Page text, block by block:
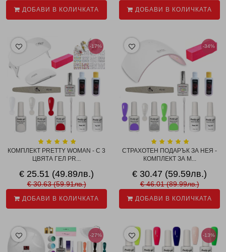
ДОБАВИ В КОЛИЧКАТА ДОБАВИ В КОЛИЧКАТА
-17%
КОМПЛЕКТ PRETTY WOMAN - С 3
ЦВЯТА ГЕЛ PR...
€ 25.51 (49.89лв.)
€ 30.63 (59.91лв.)
ДОБАВИ В КОЛИЧКАТА
-34%
СТРАХОТЕН ПОДАРЪК ЗА НЕЯ -
КОМПЛЕКТ ЗА М...
€ 30.47 (59.59лв.)
€ 46.01 (89.99лв.)
ДОБАВИ В КОЛИЧКАТА
-27% -13%